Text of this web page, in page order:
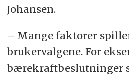
Johansen.
– Mange faktorer
brukervalgene. For
bærekraftbeslutninger